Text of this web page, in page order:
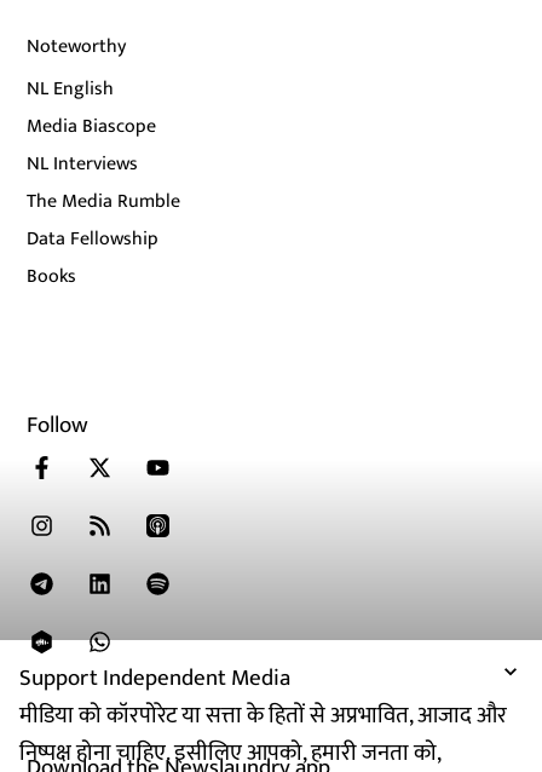
Support Independent Media
मीडिया को कॉरपोरेट या सत्ता के हितों से अप्रभावित, आजाद और
निष्पक्ष होना चाहिए. इसीलिए आपको, हमारी जनता को,
Noteworthy
NL English
Media Biascope
NL Interviews
The Media Rumble
Data Fellowship
Books
Follow